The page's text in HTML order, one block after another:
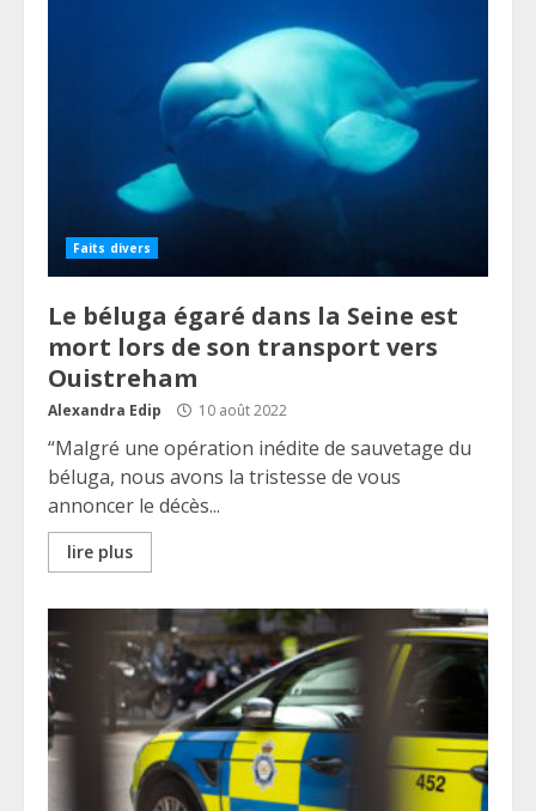
Faits divers
Le béluga égaré dans la Seine est
mort lors de son transport vers
Ouistreham
Alexandra Edip 10 août 2022
“Malgré une opération inédite de sauvetage du
béluga, nous avons la tristesse de vous
annoncer le décès...
lire plus